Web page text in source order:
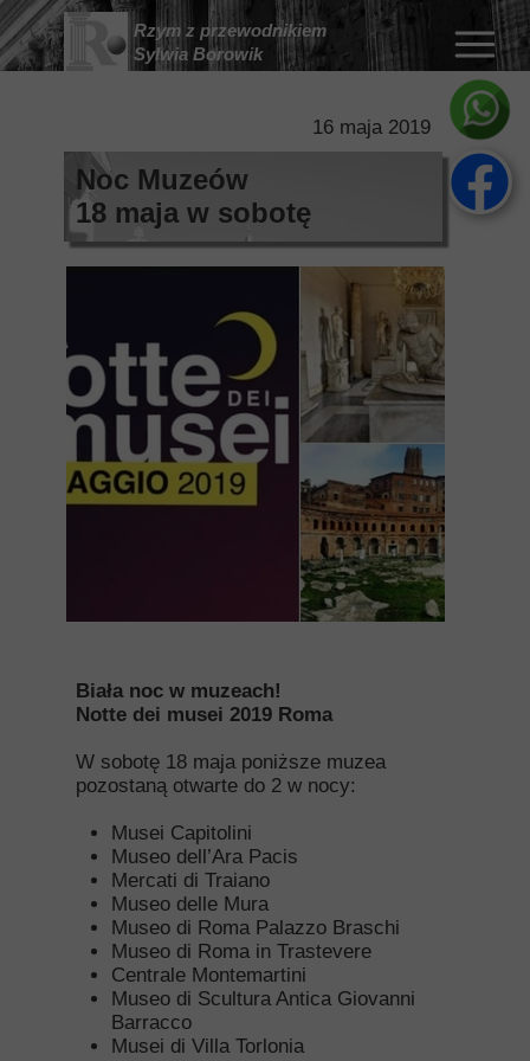
Rzym z przewodnikiem
Sylwia Borowik
Noc Muzeów
18 maja w sobotę
16 maja 2019
Biała noc w muzeach!
Notte dei musei 2019 Roma
W sobotę 18 maja poniższe muzea
pozostaną otwarte do 2 w nocy:
Musei Capitolini
Museo dell’Ara Pacis
Mercati di Traiano
Museo delle Mura
Museo di Roma Palazzo Braschi
Museo di Roma in Trastevere
Centrale Montemartini
Museo di Scultura Antica Giovanni
Barracco
Musei di Villa Torlonia